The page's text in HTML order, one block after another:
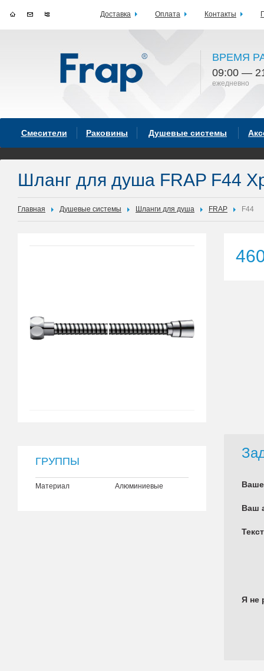
ВРЕМЯ
09:00 —
ежедневно
Смесители Раковины Душевые системы
Шланг для душа FRAP F44
Главная Душевые системы Шланги для душа FRAP F44
ГРУППЫ
Материал Алюминиевые
Ваш
Я не
Доставка Оплата Контакты